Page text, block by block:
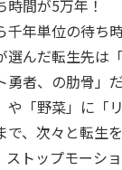
間が5万年！
千年単位の待ち
選んだ転生先は
者、の肋骨」
や「野菜」に「
で、次々と転生
ストップモーシ